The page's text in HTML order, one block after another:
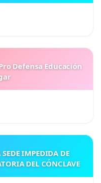
Defensa Educación
IMPEDIDA DE
DEL CÓNCLAVE